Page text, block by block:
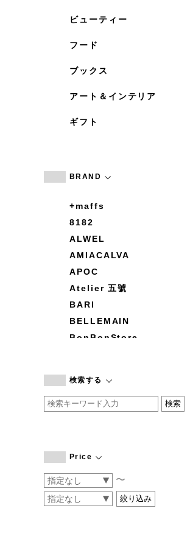
ビューティー
フード
ブックス
アート＆インテリア
ギフト
BRAND
+maffs
8182
ALWEL
AMIACALVA
APOC
Atelier 五號
BARI
BELLEMAIN
BonBonStore
by basics
CATWORTH
COGTHEBIGSMOKE
CONVERSE
DEAN & DELUCA
検索する
Price
〜